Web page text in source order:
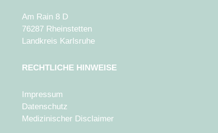
Am Rain 8 D
76287 Rheinstetten
Landkreis Karlsruhe
RECHTLICHE HINWEISE
Impressum
Datenschutz
Medizinischer Disclaimer